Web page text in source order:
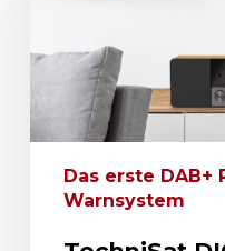
Das erste DAB+
Warnsystem